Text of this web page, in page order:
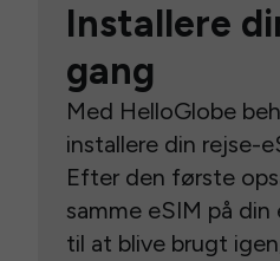
Installere
gang
Med HelloGlobe
installere din rejse-
Efter den første
samme eSIM på din
til at blive brugt